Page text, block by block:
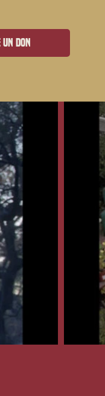
un don